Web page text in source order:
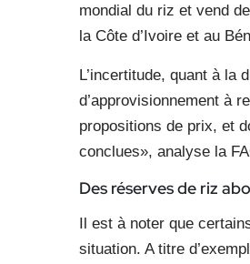
mondial du riz et vend
la Côte d’Ivoire et au
L’incertitude, quant à la
d’approvisionnement à
propositions de prix, et
conclues», analyse la
Des réserves de riz
Il est à noter que
situation. A titre